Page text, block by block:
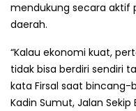
mendukung secara aktif
daerah.
“Kalau ekonomi kuat,
tidak bisa berdiri sendiri
kata Firsal saat
Kadin Sumut, Jalan Sekip